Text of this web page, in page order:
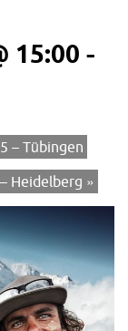
15:00 -
– Tübingen
Heidelberg »